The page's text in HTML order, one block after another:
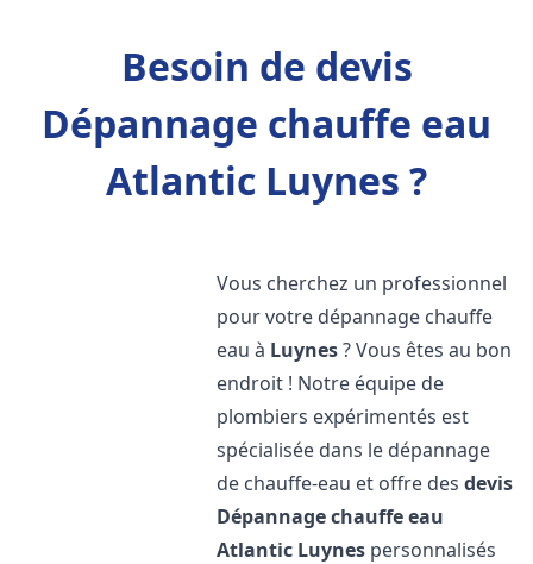
Besoin de devis
Dépannage chauffe eau
Atlantic Luynes ?
Vous cherchez un professionnel
pour votre dépannage chauffe
eau à Luynes? Vous êtes au bon
endroit ! Notre équipe de
plombiers expérimentés est
spécialisée dans le dépannage
de chauffe-eau et offre desdevis
Dépannage chauffe eau
Atlantic Luynes personnalisés